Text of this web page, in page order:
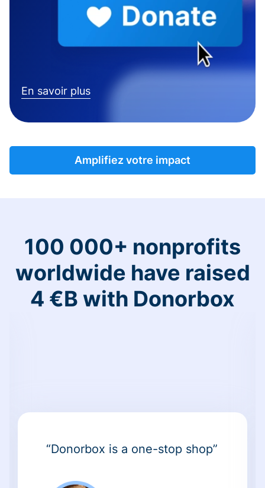
En savoir plus
Amplifiez votre impact
100 000+ nonprofits
worldwide have raised
4 €B with Donorbox
“Donorbox is a one-stop shop”